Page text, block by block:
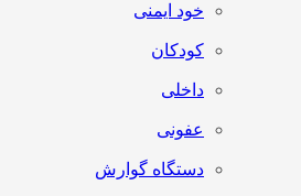
خود ایمنی
کودکان
داخلی
عفونی
دستگاه گوارش